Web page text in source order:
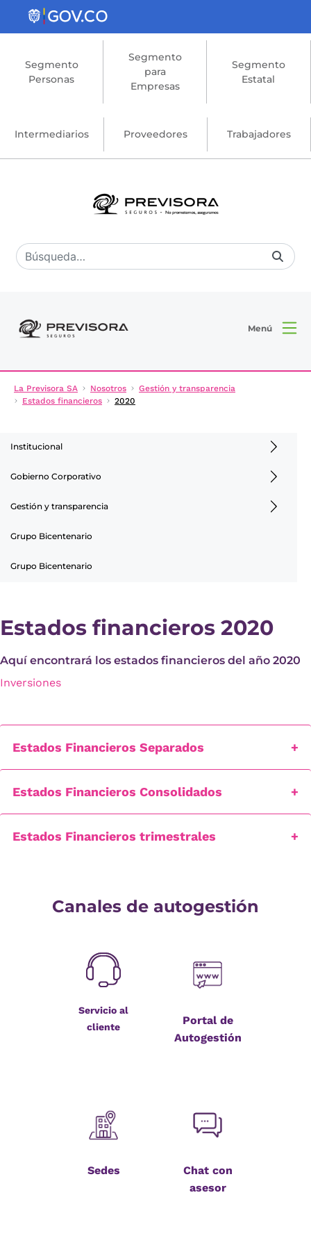
Saltar al contenido principal
Segmento
Personas
Segmento
para
Empresas
Segmento
Estatal
Intermediarios Proveedores Trabajadores
Menú
La Previsora SA Nosotros
Gestión y transparencia
Estados financieros
2020
Institucional
Gobierno Corporativo
Gestión y transparencia
Grupo Bicentenario
Grupo Bicentenario
Estados financieros 2020
Aquí encontrará los estados financieros del año 2020
Inversiones
Estados Financieros Separados
Estados Financieros Consolidados
Estados Financieros trimestrales
Canales de autogestión
Servicio al
cliente
Portal de
Autogestión
Sedes
Chat con
asesor